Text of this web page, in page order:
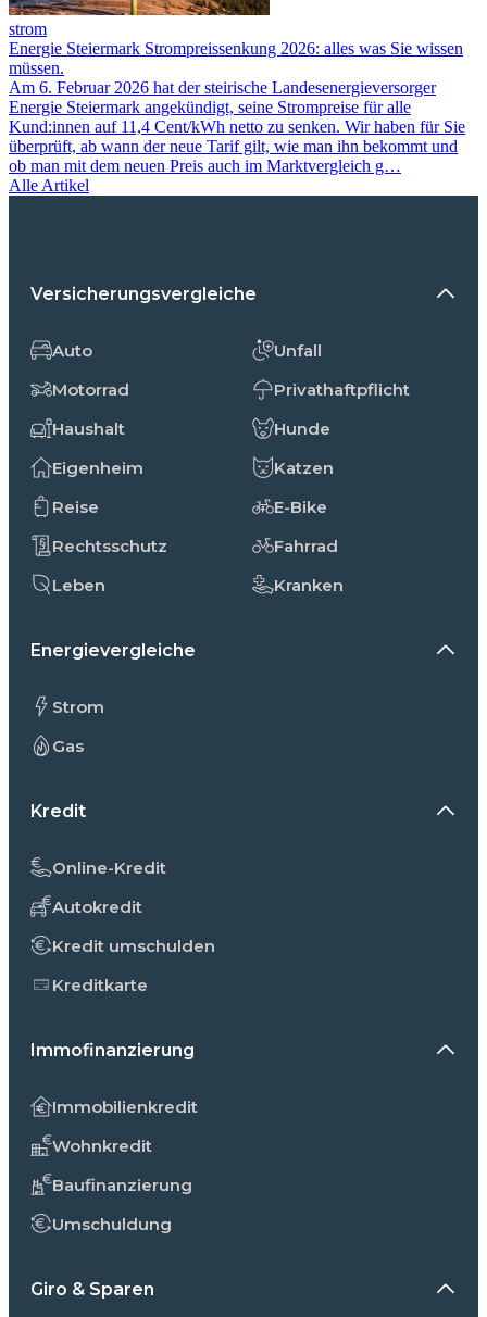
strom
Energie Steiermark Strompreissenkung 2026: alles was Sie wissen
müssen.
Am 6. Februar 2026 hat der steirische Landesenergieversorger
Energie Steiermark angekündigt, seine Strompreise für alle
Kund:innen auf 11,4 Cent/kWh netto zu senken. Wir haben für Sie
überprüft, ab wann der neue Tarif gilt, wie man ihn bekommt und
ob man mit dem neuen Preis auch im Marktvergleich g…
Alle Artikel
Versicherungsvergleiche
Auto
Motorrad
Haushalt
Eigenheim
Reise
Rechtsschutz
Leben
Unfall
Privathaftpflicht
Hunde
Katzen
E-Bike
Fahrrad
Kranken
Energievergleiche
Strom
Gas
Kredit
Online-Kredit
Autokredit
Kredit umschulden
Kreditkarte
Immofinanzierung
Immobilienkredit
Wohnkredit
Baufinanzierung
Umschuldung
Giro & Sparen